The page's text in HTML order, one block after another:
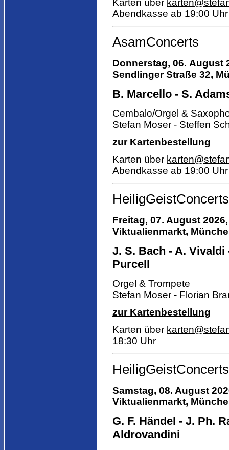
Karten über
Abendkasse ab 19:00 Uhr
AsamConcerts
Donnerstag, 06. August
Sendlinger Straße 32,
B. Marcello - S.
Cembalo/Orgel &
Stefan Moser - Steffen
zur Kartenbestellung
Karten über
Abendkasse ab 19:00 Uhr
HeiligGeistConcerts
Freitag, 07. August
Viktualienmarkt,
J. S. Bach - A. Vivaldi
Purcell
Orgel & Trompete
Stefan Moser - Florian
zur Kartenbestellung
Karten über
18:30 Uhr
HeiligGeistConcerts
Samstag, 08. August
Viktualienmarkt,
G. F. Händel - J. Ph.
Aldrovandini